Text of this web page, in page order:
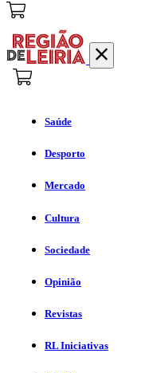
Saúde
Desporto
Mercado
Cultura
Sociedade
Opinião
Revistas
RL Iniciativas